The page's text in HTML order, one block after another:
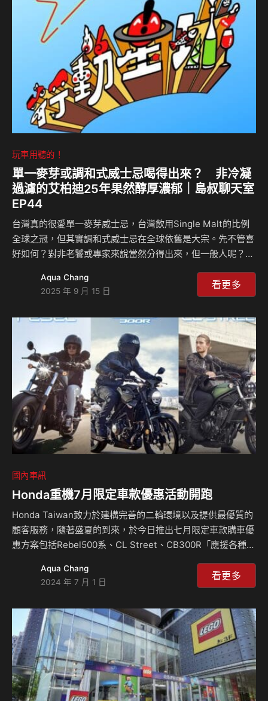
玩車用聽的！
單一麥芽或調和式威士忌喝得出來？ 非冷凝
過濾的艾柏迪25年果然醇厚濃郁｜島叔聊天室
EP44
台灣真的很愛單一麥芽威士忌，台灣飲用Single Malt的比例
全球之冠，但其實調和式威士忌在全球依舊是大宗。先不管喜
好如何？對非老饕或專家來說當然分得出來，但一般人呢？另
意無限的現今有哪些創新的作法。當然，本集的另一個重點就
是品飲艾柏迪21年和以「非冷凝過濾」製程製造的25年這只
好與相關知識！ #行動星球 #島叔聊天室 #島耕作 #威士忌
#Whisky #Aberfeldy #艾柏迪21年威士忌 #艾柏迪25年威士
忌 #Highland #高地 #Speyside #斯貝塞 #艾雷島…
Aqua Chang
2025 年 9 月 15 日
看更多
國內車訊
Honda重機7月限定車款優惠活動開跑
Honda Taiwan致力於建構完善的二輪環境以及提供最優質的
顧客服務，隨著盛夏的到來，於今日推出七月限定車款購車優
惠方案包括Rebel500系、CL Street、CB300R「應援各種想
RALLY「抓住飛越的精彩」、全車系「試乘騎機大放送」，讓
所有顧客以最優惠的價格擁有夢寐以求的車款，在這個夏季共
輪生活的騎乘樂趣。 為了鼓勵所有獨具一格的顧客加入二輪
生活的行列，推出「應援各種想像」專案，訂購桀驁不馴的
Rebel500以及簡單純粹的CL STREET還有復…
Aqua Chang
2024 年 7 月 1 日
看更多